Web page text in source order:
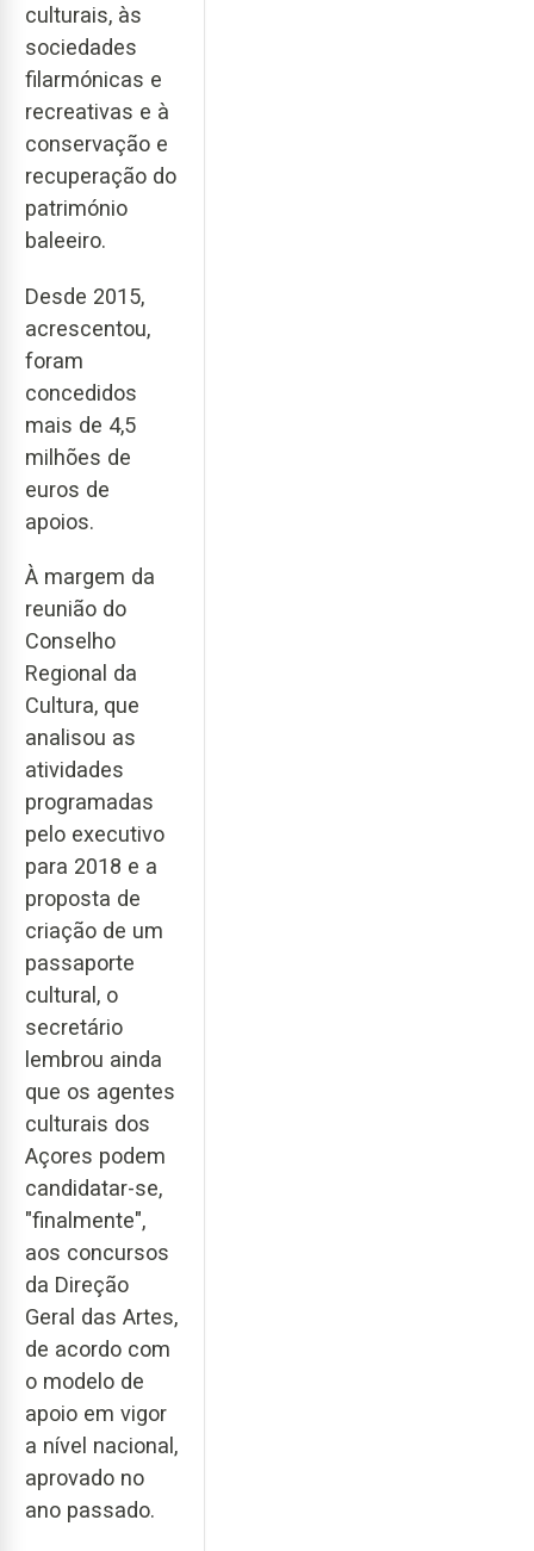
culturais, às
sociedades
filarmónicas e
recreativas e à
conservação e
recuperação do
património
baleeiro.
Desde 2015,
acrescentou,
foram
concedidos
mais de 4,5
milhões de
euros de
apoios.
À margem da
reunião do
Conselho
Regional da
Cultura, que
analisou as
atividades
programadas
pelo executivo
para 2018 e a
proposta de
criação de um
passaporte
cultural, o
secretário
lembrou ainda
que os agentes
culturais dos
Açores podem
candidatar-se,
"finalmente",
aos concursos
da Direção
Geral das Artes,
de acordo com
o modelo de
apoio em vigor
a nível nacional,
aprovado no
ano passado.